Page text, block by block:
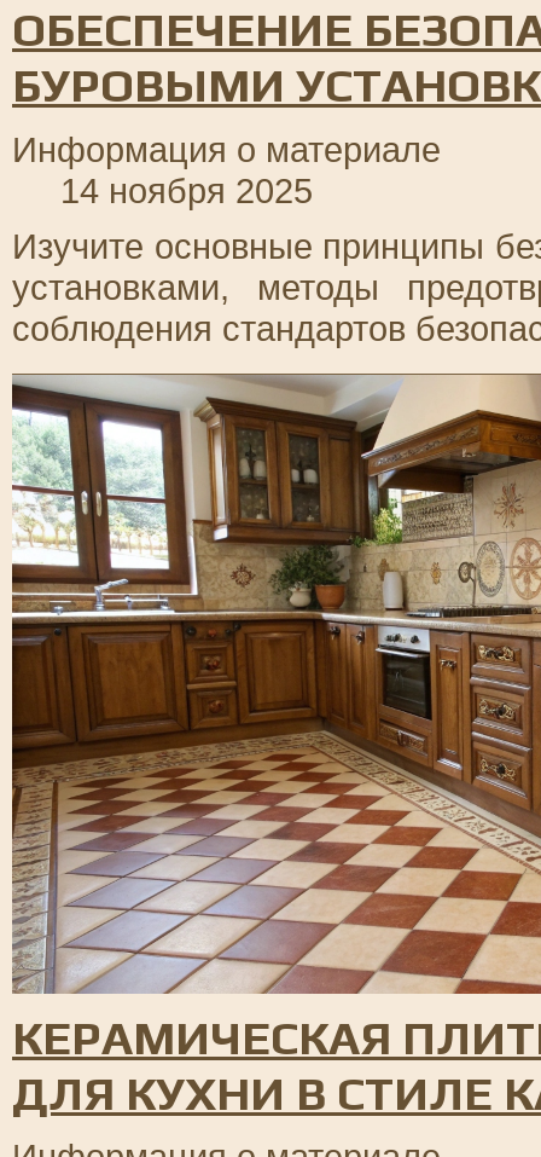
ОБЕСПЕЧЕНИЕ
БУРОВЫМИ
Информация о материале
14 ноября 2025
Изучите основные принципы
установками, методы
соблюдения стандартов
КЕРАМИЧЕСКАЯ
ДЛЯ КУХНИ В СТИЛЕ